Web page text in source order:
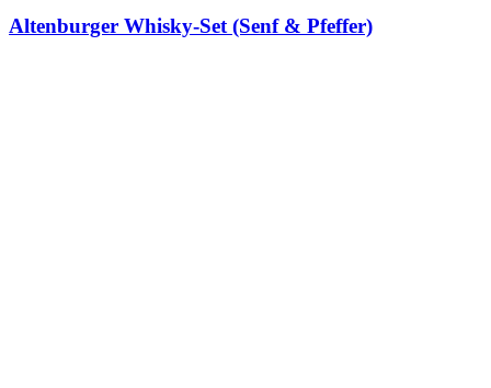
Altenburger Whisky-Set (Senf & Pfeffer)